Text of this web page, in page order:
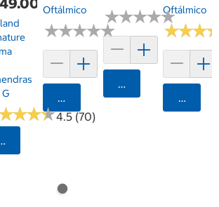
★★★
★★★4.5 (70)
Código Postal
Oftálmico
★★★★★
★★★★★
Agregar
★★★★★
★★★★★
Agregar
Oftálmico
★★★
★★★